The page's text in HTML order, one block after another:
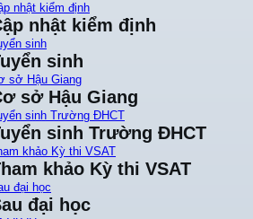
nhật kiểm định
nhật kiểm định
sinh
sinh
sở Hậu Giang
sở Hậu Giang
sinh Trường ĐHCT
sinh Trường ĐHCT
khảo Kỳ thi VSAT
khảo Kỳ thi VSAT
đại học
đại học